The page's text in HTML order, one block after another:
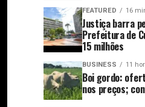
FEATURED 16
Justiça barra
Prefeitura de
15 milhões
BUSINESS 11
Boi gordo:
nos preços;